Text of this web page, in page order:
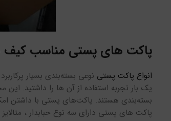
پاکت های پستی مناسب
انواع پاکت پستی نوعی بسته‌بندی بسیار
یک بار تجربه استفاده از آن ها را داشتید.
بسته‌بندی‌ هستند. پاکت‌های پستی با داشتن
پاکت های پستی دارای سه نوع حبابدار ،